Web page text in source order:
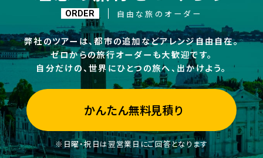
ORDER 自由な旅のオーダー
弊社のツアーは、都市の追加などアレンジ自由自在。
ゼロからの旅行オーダーも大歓迎です。
自分だけの、世界にひとつの旅へ、出かけよう。
かんたん無料見積り
※日曜・祝日は翌営業日にご回答となります